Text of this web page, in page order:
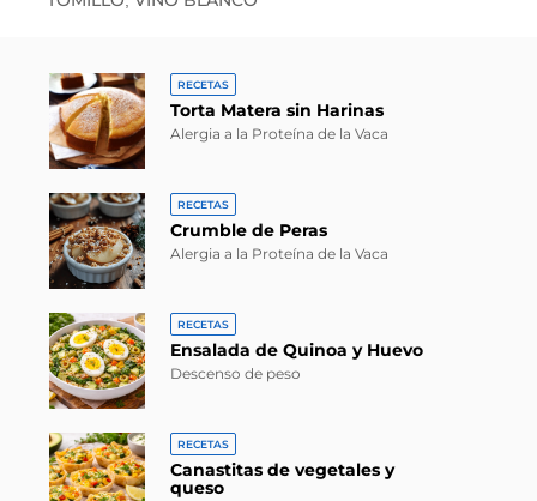
RECETAS
Torta Matera sin Harinas
Alergia a la Proteína de la Vaca
RECETAS
Crumble de Peras
Alergia a la Proteína de la Vaca
RECETAS
Ensalada de Quinoa y Huevo
Descenso de peso
RECETAS
Canastitas de vegetales y
queso